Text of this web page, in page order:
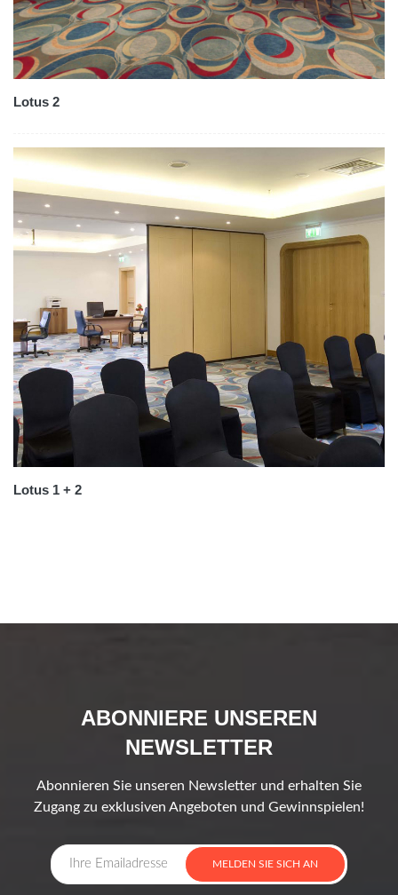
Lotus 2
Lotus 1 + 2
ABONNIERE UNSEREN
NEWSLETTER
Abonnieren Sie unseren Newsletter und erhalten Sie
Zugang zu exklusiven Angeboten und Gewinnspielen!
MELDEN SIE SICH AN